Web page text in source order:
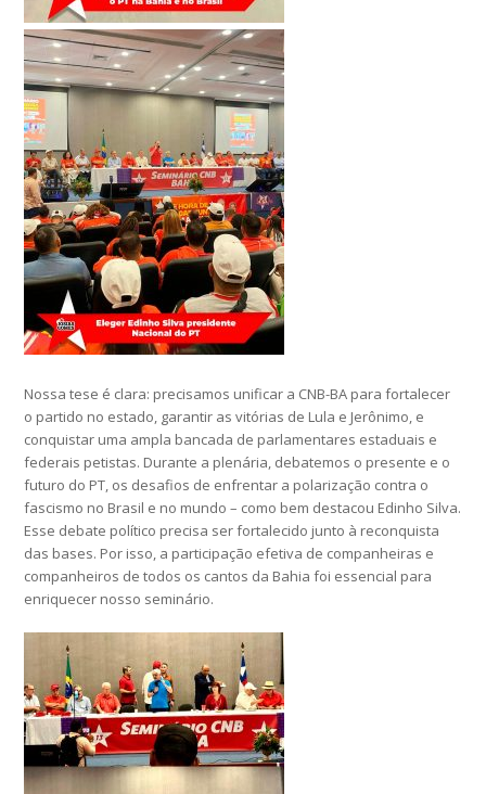
Nossa tese é clara: precisamos unificar a CNB-BA para fortalecer
o partido no estado, garantir as vitórias de Lula e Jerônimo, e
conquistar uma ampla bancada de parlamentares estaduais e
federais petistas. Durante a plenária, debatemos o presente e o
futuro do PT, os desafios de enfrentar a polarização contra o
fascismo no Brasil e no mundo – como bem destacou Edinho Silva.
Esse debate político precisa ser fortalecido junto à reconquista
das bases. Por isso, a participação efetiva de companheiras e
companheiros de todos os cantos da Bahia foi essencial para
enriquecer nosso seminário.